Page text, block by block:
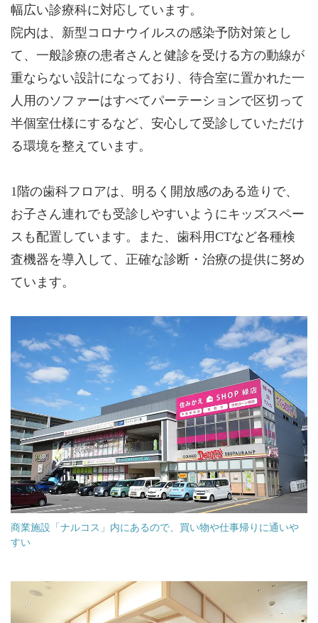
幅広い診療科に対応しています。
院内は、新型コロナウイルスの感染予防対策とし
て、一般診療の患者さんと健診を受ける方の動線が
重ならない設計になっており、待合室に置かれた一
人用のソファーはすべてパーテーションで区切って
半個室仕様にするなど、安心して受診していただけ
る環境を整えています。
1階の歯科フロアは、明るく開放感のある造りで、
お子さん連れでも受診しやすいようにキッズスペー
スも配置しています。また、歯科用CTなど各種検
査機器を導入して、正確な診断・治療の提供に努め
ています。
商業施設「ナルコス」内にあるので、買い物や仕事帰りに通いや
すい